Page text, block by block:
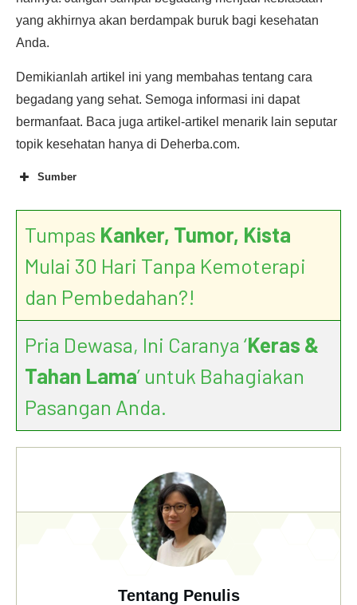
yang akhirnya akan berdampak buruk bagi kesehatan
Anda.
Demikianlah artikel ini yang membahas tentang cara
begadang yang sehat. Semoga informasi ini dapat
bermanfaat. Baca juga artikel-artikel menarik lain seputar
topik kesehatan hanya di Deherba.com.
Sumber
Tumpas Kanker, Tumor, Kista
Mulai 30 Hari Tanpa Kemoterapi
dan Pembedahan?!
Pria Dewasa, Ini Caranya ‘Keras &
Tahan Lama’ untuk Bahagiakan
Pasangan Anda.
Tentang Penulis